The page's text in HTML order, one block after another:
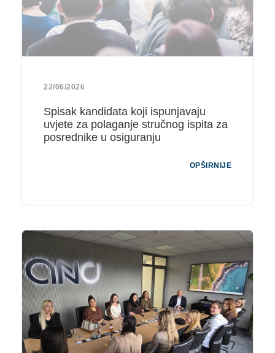
22/06/2026
Spisak kandidata koji ispunjavaju
uvjete za polaganje stručnog ispita za
posrednike u osiguranju
OPŠIRNIJE